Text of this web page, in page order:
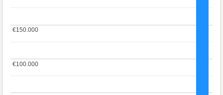
€100.000
€100.000
€150.000
€150.000